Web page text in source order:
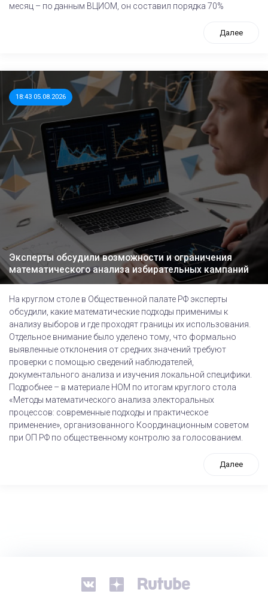
месяц – по данным ВЦИОМ, он составил порядка 70%
Далее
18:43 05.08.2026
Эксперты обсудили возможности и ограничения
математического анализа избирательных кампаний
На круглом столе в Общественной палате РФ эксперты
обсудили, какие математические подходы применимы к
анализу выборов и где проходят границы их использования.
Отдельное внимание было уделено тому, что формально
выявленные отклонения от средних значений требуют
проверки с помощью сведений наблюдателей,
документального анализа и изучения локальной специфики.
Подробнее – в материале НОМ по итогам круглого стола
«Методы математического анализа электоральных
процессов: современные подходы и практическое
применение», организованного Координационным советом
при ОП РФ по общественному контролю за голосованием.
Далее